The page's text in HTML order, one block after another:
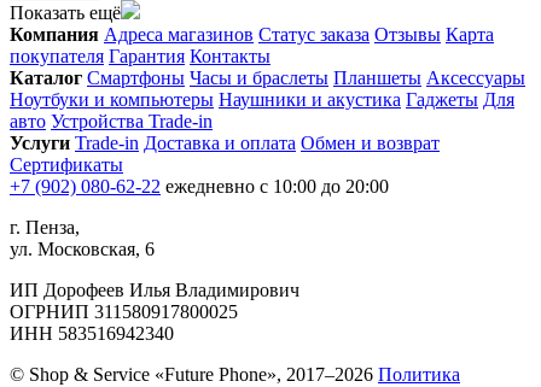
Показать ещё
Компания Адреса магазинов Статус заказа Отзывы Карта
покупателя Гарантия Контакты
Каталог Смартфоны Часы и браслеты Планшеты Аксессуары
Ноутбуки и компьютеры Наушники и акустика Гаджеты Для
авто Устройства Trade-in
Услуги Trade-in Доставка и оплата Обмен и возврат
Сертификаты
+7 (902) 080-62-22 ежедневно с 10:00 до 20:00
г. Пенза,
ул. Московская, 6
ИП Дорофеев Илья Владимирович
ОГРНИП 311580917800025
ИНН 583516942340
© Shop & Service «Future Phone», 2017–2026 Политика